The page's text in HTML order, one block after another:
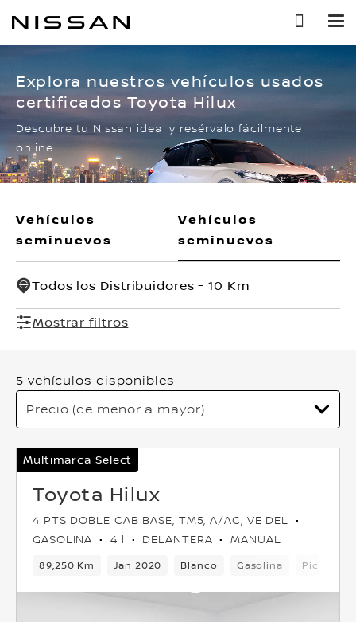
contenido
Explora nuestros vehículos usados
certificados Toyota Hilux
Descubre tu Nissan ideal y resérvalo fácilmente
online.
Vehículos
seminuevos
Vehículos
seminuevos
Todos los Distribuidores - 10 Km
Mostrar filtros
5 vehículos disponibles
Multimarca Select
Toyota Hilux
4 PTS DOBLE CAB BASE, TM5, A/AC, VE DEL
GASOLINA
4 l DELANTERA MANUAL
89,250 Km Jan 2020 Blanco Gasolina Pick-up